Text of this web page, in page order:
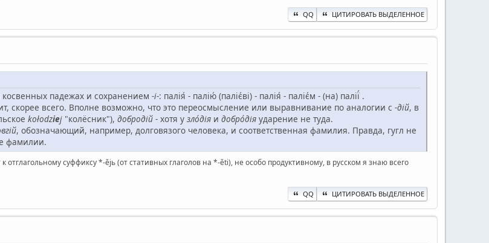
QQ ЦИТИРОВАТЬ ВЫДЕЛЕННОЕ
косвенных падежах и сохранением -і-: палія́ - палію́ (паліє́ві) - палія́ - паліє́м - (на) палії́ .
скорее всего. Вполне возможно, что это переосмысление или выравнивание по аналогии с -дій, в
kołodziej "колёсник"), добродій - хотя у зло́дія и добро́дія ударение не туда.
, обозначающий, например, долговязого человека, и соответственная фамилия. Правда, гугл не
фамилии.
отглагольному суффиксу *-ějь (от стативных глаголов на *-ěti), не особо продуктивному, в русском я знаю всего
QQ ЦИТИРОВАТЬ ВЫДЕЛЕННОЕ